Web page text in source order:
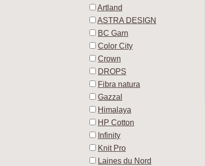
Artland
ASTRA DESIGN
BC Garn
Color City
Crown
DROPS
Fibra natura
Gazzal
Himalaya
HP Cotton
Infinity
Knit Pro
Laines du Nord